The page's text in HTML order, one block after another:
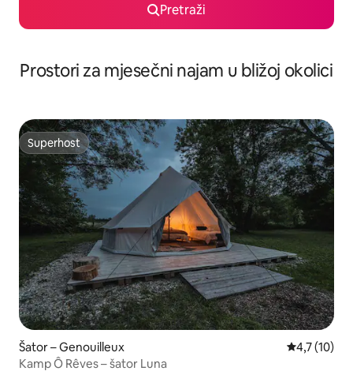
Pretraži
Prostori za mjesečni najam u bližoj okolici
Superhost
Superhost
Šator – Genouilleux Prosječna
4,7 (10)
Kamp Ô Rêves – šator Luna